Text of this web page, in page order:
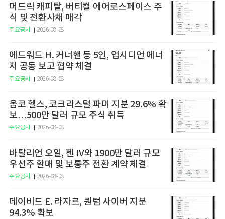
머드릭 캐피탈, 버티컬 에어로스페이스 주
식 및 전환사채 매각
주요공시 2026-08-08
에드워드 H. 커너핸 등 5인, 업시디언 에너
지 공동 보고 협약 체결
주요공시 2026-08-08
옵코 헬스, 코크리스털 파머 지분 29.6% 확
보…500만 달러 규모 주식 취득
주요공시 2026-08-08
바탈리언 오일, 젠 IV와 1900만 달러 규모
우선주 환매 및 보통주 전환 계약 체결
주요공시 2026-08-08
데이비드 E. 라자르, 퀀텀 사이버 지분
94.3% 확보